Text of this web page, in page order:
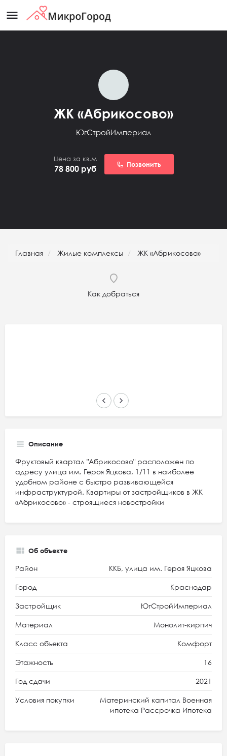
menu
ЖК «Абрикосово»
ЮгСтройИмпериал
Цена за кв.м
78 800 руб Позвонить
Главная Жилые комплексы ЖК «Абрикосово»
Как добраться
keyboard_arrow_left keyboard_arrow_right
Описание
Фруктовый квартал "Абрикосово" расположен по
адресу улица им. Героя Яцкова, 1/11 в наиболее
удобном районе с быстро развивающейся
инфраструктурой. Квартиры от застройщиков в ЖК
«Абрикосово» - строящиеся новостройки
Об объекте
Район ККБ, улица им. Героя Яцкова
Город Краснодар
Застройщик ЮгСтройИмпериал
Материал Монолит-кирпич
Класс объекта Комфорт
Этажность 16
Год сдачи 2021
Условия покупки
Материнский капитал Военная
ипотека Рассрочка Ипотека